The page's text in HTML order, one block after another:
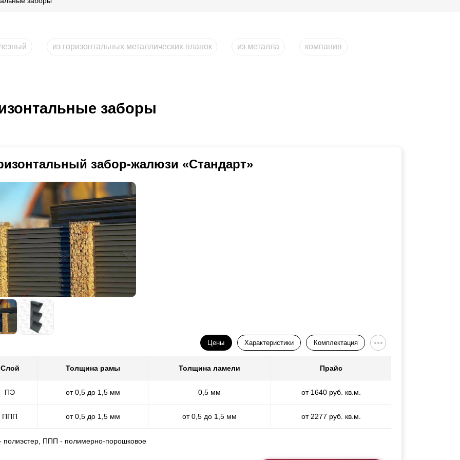
из горизонтальных металлических планок из металла компания
заборы
забор-жалюзи «Стандарт»
Цены Характеристики Комплектация
Слой Толщина рамы Толщина ламели Прайс
ПЭ от 0,5 до 1,5 мм 0,5 мм от 1640 руб. кв.м.
ППП от 0,5 до 1,5 мм от 0,5 до 1,5 мм от 2277 руб. кв.м.
полиэстер, ППП - полимерно-порошковое